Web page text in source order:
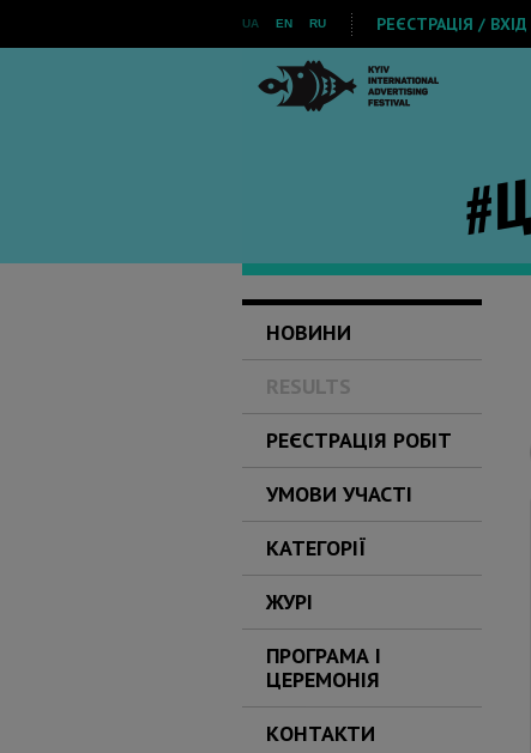
UA EN RU РЕЄСТРАЦІЯ / ВХІД
НОВИНИ
RESULTS
РЕЄСТРАЦІЯ РОБІТ
УМОВИ УЧАСТІ
КАТЕГОРІЇ
ЖУРІ
ПРОГРАМА І
ЦЕРЕМОНІЯ
КОНТАКТИ